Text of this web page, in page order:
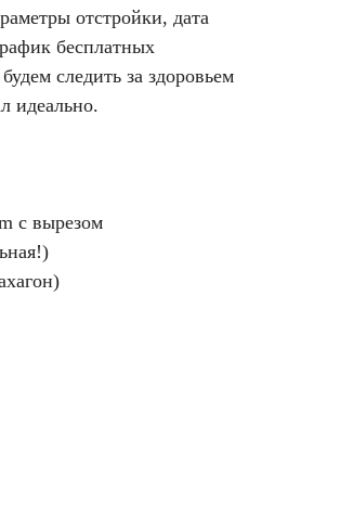
отстройки, дата
бесплатных
следить за здоровьем
идеально.
с вырезом